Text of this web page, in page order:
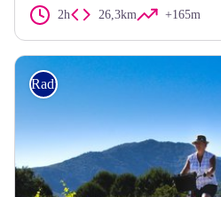
2h 26,3km +165m
Radfahren